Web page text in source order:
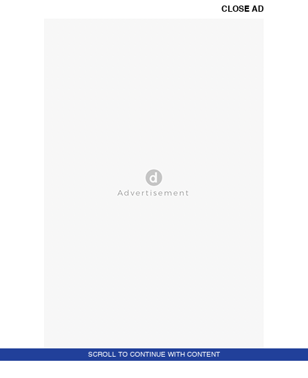
CLOSE AD
SCROLL TO CONTINUE WITH CONTENT